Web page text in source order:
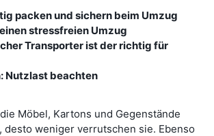
packen und sichern beim Umzug
stressfreien Umzug
Transporter ist der richtig für
Nutzlast beachten
Möbel, Kartons und Gegenstände
desto weniger verrutschen sie. Ebenso